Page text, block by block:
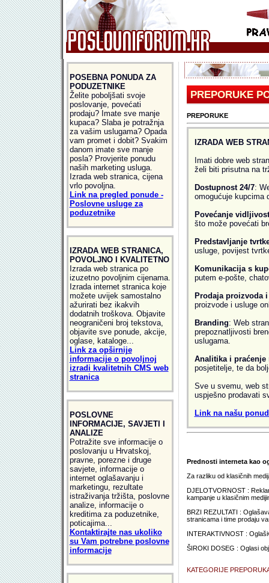
POSEBNA PONUDA ZA
PODUZETNIKE
Želite poboljšati svoje
poslovanje, povećati
prodaju? Imate sve manje
kupaca? Slaba je potražnja
za vašim uslugama? Opada
vam promet i dobit? Svakim
danom imate sve manje
posla? Provjerite ponudu
naših marketing usluga.
Izrada web stranica, cijena
vrlo povoljna.
Link na pregled ponude -
Poslovne usluge za
poduzetnike
IZRADA WEB STRANICA,
POVOLJNO I KVALITETNO
Izrada web stranica po
izuzetno povoljnim cijenama.
Izrada internet stranica koje
možete uvijek samostalno
ažurirati bez ikakvih
dodatnih troškova. Objavite
neograničeni broj tekstova,
objavite sve ponude, akcije,
oglase, kataloge...
Link za opširnije
informacije o povoljnoj
izradi kvalitetnih CMS web
stranica
POSLOVNE
INFORMACIJE, SAVJETI I
ANALIZE
Potražite sve informacije o
poslovanju u Hrvatskoj,
pravne, porezne i druge
savjete, informacije o
internet oglašavanju i
marketingu, rezultate
istraživanja tržišta, poslovne
analize, informacije o
kreditima za poduzetnike,
poticajima...
Kontaktirajte nas ukoliko
su Vam potrebne poslovne
informacije
PREPORUKE
PREPORUKE
IZRADA WEB
Imati dobre web
želi biti prisutna na
Dostupnost 24/7:
omogućuje kupcima
Povećanje
što može povećati
Predstavljanje
usluge, povijest
Komunikacija s
putem e-pošte,
Prodaja proizvoda
proizvode i usluge
Branding: Web
prepoznatljivosti
uslugama.
Analitika i praćenje
posjetitelje, te da
Sve u svemu, web
uspješno prodavati
Link na našu
Prednosti interneta kao
Za razliku od klasičnih
DJELOTVORNOST :
kampanje u klasičnim
BRZI REZULTATI :
stranicama i time prodaju
INTERAKTIVNOST :
ŠIROKI DOSEG : Oglasi
KATEGORIJE